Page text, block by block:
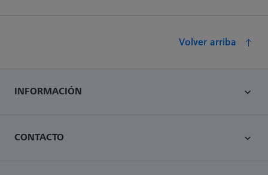
Volver arriba
INFORMACIÓN
CONTACTO